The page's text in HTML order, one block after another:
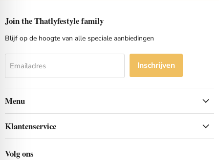
Join the Thatlyfestyle family
Blijf op de hoogte van alle speciale aanbiedingen
Emailadres Inschrijven
Menu
Klantenservice
Volg ons